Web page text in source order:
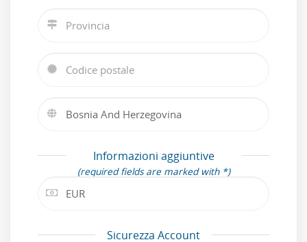
Informazioni aggiuntive
(required fields are marked with *)
Sicurezza Account